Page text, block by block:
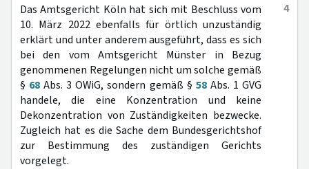
4
Das Amtsgericht Köln hat sich mit Beschluss vom
10. März 2022 ebenfalls für örtlich unzuständig
erklärt und unter anderem ausgeführt, dass es sich
bei den vom Amtsgericht Münster in Bezug
genommenen Regelungen nicht um solche gemäß
§ 68 Abs. 3 OWiG, sondern gemäß § 58Abs. 1 GVG
handele, die eine Konzentration und keine
Dekonzentration von Zuständigkeiten bezwecke.
Zugleich hat es die Sache dem Bundesgerichtshof
zur Bestimmung des zuständigen Gerichts
vorgelegt.